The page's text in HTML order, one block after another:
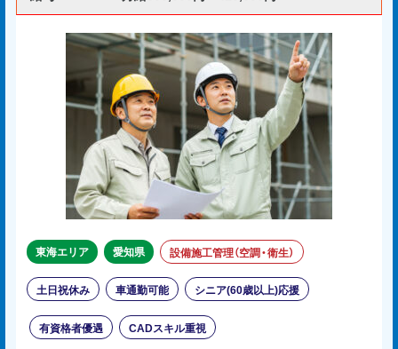
東海エリア 愛知県 設備施工管理（空調・衛生）
土日祝休み 車通勤可能 シニア(60歳以上)応援
有資格者優遇 CADスキル重視